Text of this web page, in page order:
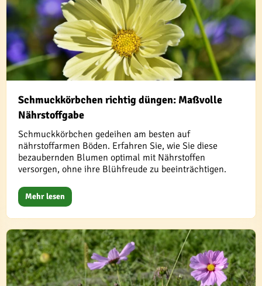
Schmuckkörbchen richtig düngen: Maßvolle
Nährstoffgabe
Schmuckkörbchen gedeihen am besten auf
nährstoffarmen Böden. Erfahren Sie, wie Sie diese
bezaubernden Blumen optimal mit Nährstoffen
versorgen, ohne ihre Blühfreude zu beeinträchtigen.
Mehr lesen